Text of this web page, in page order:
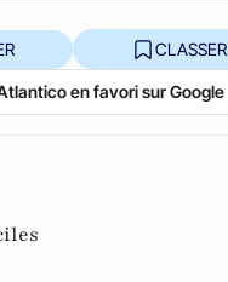
CLASSER
en favori sur Google